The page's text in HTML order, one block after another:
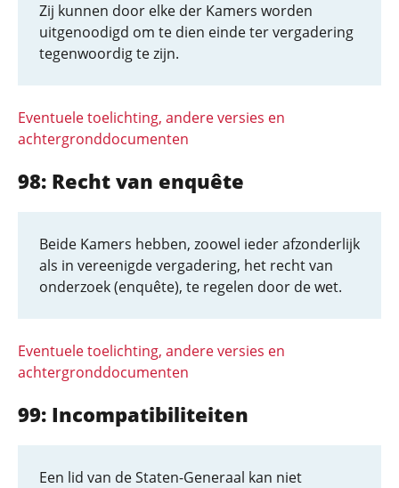
Zij kunnen door elke der Kamers worden
uitgenoodigd om te dien einde ter vergadering
tegenwoordig te zijn.
Eventuele toelichting, andere versies en
achtergronddocumenten
98: Recht van enquête
Beide Kamers hebben, zoowel ieder afzonderlijk
als in vereenigde vergadering, het recht van
onderzoek (enquête), te regelen door de wet.
Eventuele toelichting, andere versies en
achtergronddocumenten
99: Incompatibiliteiten
Een lid van de Staten-Generaal kan niet